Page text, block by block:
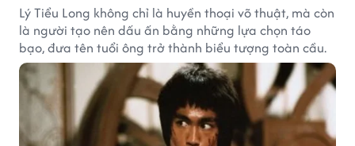
Lý Tiểu Long không chỉ là huyền thoại võ thuật, mà còn
là người tạo nên dấu ấn bằng những lựa chọn táo
bạo, đưa tên tuổi ông trở thành biểu tượng toàn cầu.